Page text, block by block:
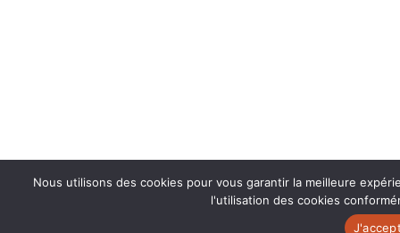
Nous utilisons des cookies pour vous garantir la meilleure
l'utilisation des cookies